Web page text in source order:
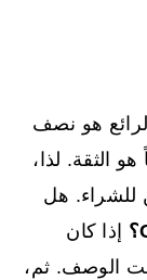
هو نصف
الثقة. لذا،
للشراء. هل
إذا كان
الوصف. ثم،